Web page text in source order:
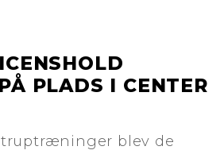
PLADS I CENTER
blev de